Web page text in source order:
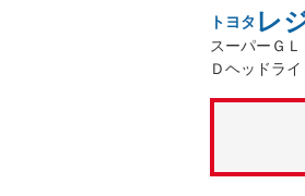
トヨタ レ
スーパーＧ
Ｄヘッドラ